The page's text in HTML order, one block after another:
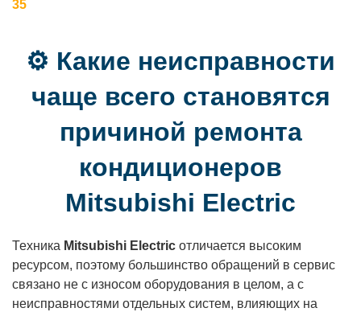
35
⚙️ Какие неисправности
чаще всего становятся
причиной ремонта
кондиционеров
Mitsubishi Electric
Техника Mitsubishi Electric отличается высоким
ресурсом, поэтому большинство обращений в сервис
связано не с износом оборудования в целом, а с
неисправностями отдельных систем, влияющих на